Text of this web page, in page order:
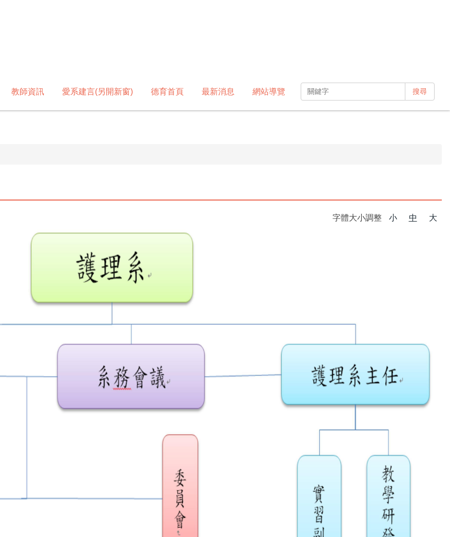
教師資訊 愛系建言(另開新窗) 德育首頁 最新消息 網站導覽 搜尋
字體大小調整 小 中 大